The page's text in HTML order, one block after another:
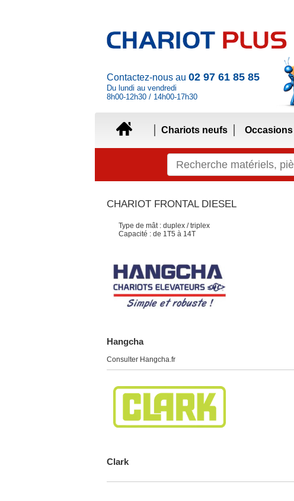
Contactez-nous au 02 97 61 85 85
Du lundi au vendredi
8h00-12h30 / 14h00-17h30
Chariots neufs Occasions
CHARIOT FRONTAL DIESEL
Type de mât : duplex / triplex
Capacité : de 1T5 à 14T
Hangcha
Consulter Hangcha.fr
Clark